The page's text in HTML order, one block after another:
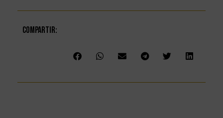
Compartir: